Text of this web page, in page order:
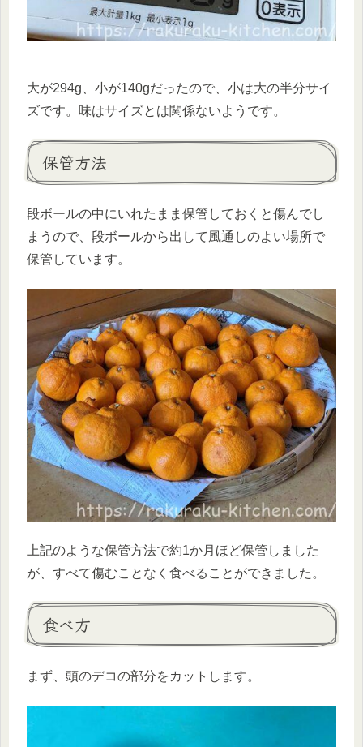
大が294g、小が140gだったので、小は大の半分サイ
ズです。味はサイズとは関係ないようです。
保管方法
段ボールの中にいれたまま保管しておくと傷んでし
まうので、段ボールから出して風通しのよい場所で
保管しています。
上記のような保管方法で約1か月ほど保管しました
が、すべて傷むことなく食べることができました。
食べ方
まず、頭のデコの部分をカットします。